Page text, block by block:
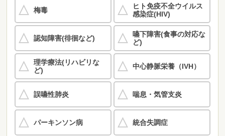
梅毒
ヒト免疫不全ウイルス
感染症(HIV)
認知障害(徘徊など)
嚥下障害(食事の対応な
ど)
理学療法(リハビリな
ど)
中心静脈栄養（IVH）
誤嚥性肺炎 喘息・気管支炎
パーキンソン病 統合失調症